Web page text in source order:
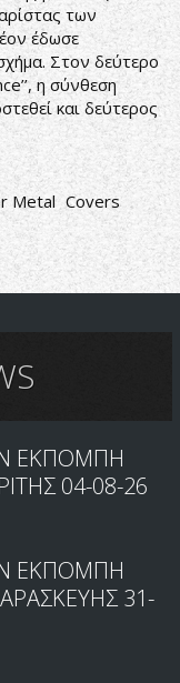
των
έδωσε
Στον δεύτερο
η σύνθεση
και δεύτερος
Metal Covers
ΕΚΠΟΜΠΗ
04-08-26
ΕΚΠΟΜΠΗ
31-